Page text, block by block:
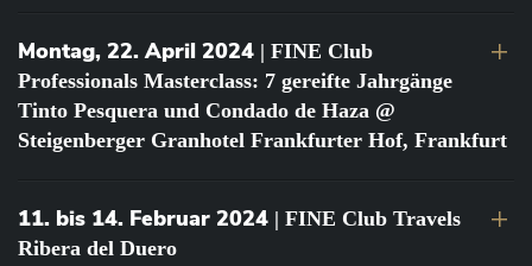
Montag, 22. April 2024 | FINE Club
Professionals Masterclass: 7 gereifte Jahrgänge
Tinto Pesquera und Condado de Haza @
Steigenberger Granhotel Frankfurter Hof, Frankfurt
11. bis 14. Februar 2024 | FINE Club Travels
Ribera del Duero